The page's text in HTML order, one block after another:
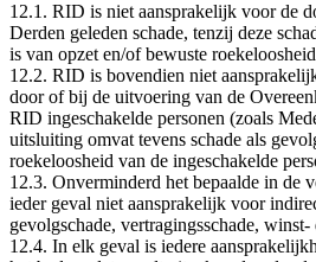
12.1. RID is niet aansprakelijk voor de
Derden geleden schade, tenzij deze
is van opzet en/of bewuste
12.2. RID is bovendien niet
door of bij de uitvoering van de
RID ingeschakelde personen (zoals
uitsluiting omvat tevens schade als
roekeloosheid van de ingeschakelde
12.3. Onverminderd het bepaalde in de
ieder geval niet aansprakelijk voor
gevolgschade, vertragingsschade,
12.4. In elk geval is iedere